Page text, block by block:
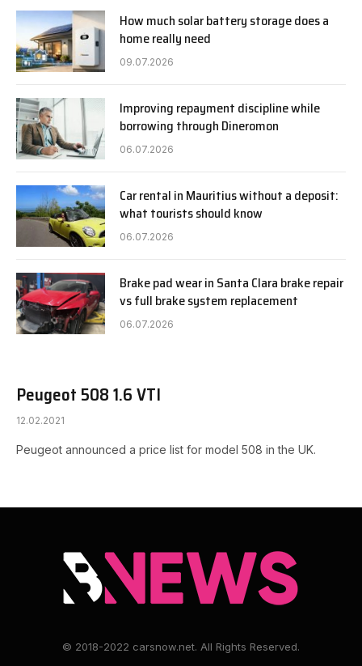
How much solar battery storage does a
home really need
09.07.2026
Improving repayment discipline while
borrowing through Dineromon
06.07.2026
Car rental in Mauritius without a deposit:
what tourists should know
06.07.2026
Brake pad wear in Santa Clara brake repair
vs full brake system replacement
06.07.2026
Peugeot 508 1.6 VTI
12.02.2021
Peugeot announced a price list for model 508 in the UK.
© 2018-2022 carsnow.net. All Rights Reserved.